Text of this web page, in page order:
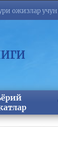
ожизлар учун